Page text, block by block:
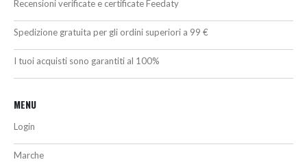
Recensioni verificate e certificate Feedaty
Spedizione gratuita per gli ordini superiori a 99 €
I tuoi acquisti sono garantiti al 100%
MENU
Login
Marche